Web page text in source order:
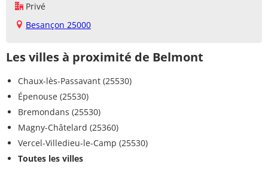
Privé
Besançon 25000
Les villes à proximité de Belmont
Chaux-lès-Passavant (25530)
Épenouse (25530)
Bremondans (25530)
Magny-Châtelard (25360)
Vercel-Villedieu-le-Camp (25530)
Toutes les villes